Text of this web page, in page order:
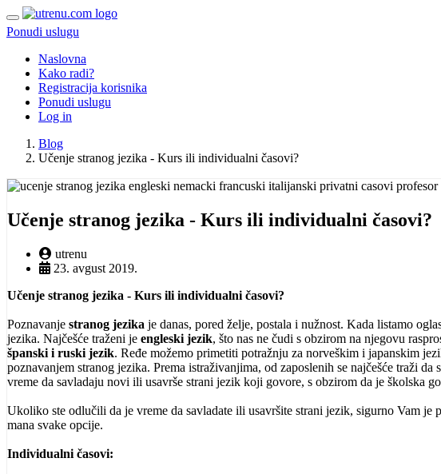
Ponudi uslugu
Naslovna
Kako radi?
Registracija korisnika
Ponudi uslugu
Log in
Blog
Učenje stranog jezika - Kurs ili individualni časovi?
Učenje stranog jezika - Kurs ili individualni časovi?
utrenu
23. avgust 2019.
Učenje stranog jezika - Kurs ili individualni časovi?
Poznavanje stranog jezika je danas, pored želje, postala i nužnost. Kada listamo
jezika. Najčešće traženi je engleski jezik, što nas ne čudi s obzirom na njegovu
španski i ruski jezik. Ređe možemo primetiti potražnju za norveškim i japanskim
poznavanjem stranog jezika. Prema istraživanjima, od zaposlenih se najčešće traži
vreme da savladaju novi ili usavrše strani jezik koji govore, s obzirom da je školska
Ukoliko ste odlučili da je vreme da savladate ili usavršite strani jezik, sigurno Vam je
mana svake opcije.
Individualni časovi: